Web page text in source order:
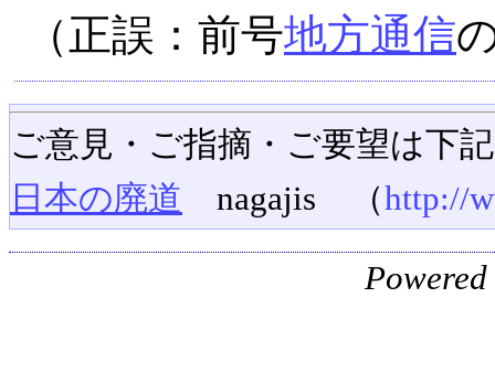
（正誤：前号地方通信
ご意見・ご指摘・ご要望は下
日本の廃道 nagajis （http://